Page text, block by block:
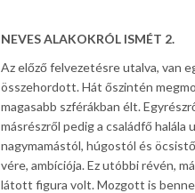
NEVES ALAKOKRÓL ISMÉT 2.
Az előző felvezetésre utalva, van
összehordott. Hát őszintén
magasabb szférákban élt.
másrészről pedig a családfő
nagymamástól, húgostól és
vére, ambíciója. Ez utóbbi révén,
látott figura volt. Mozgott is benne